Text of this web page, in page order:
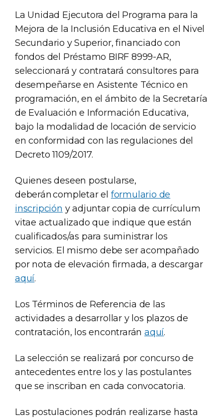
La Unidad Ejecutora del Programa para la
Mejora de la Inclusión Educativa en el Nivel
Secundario y Superior, financiado con
fondos del Préstamo BIRF 8999-AR,
seleccionará y contratará consultores para
desempeñarse en Asistente Técnico en
programación, en el ámbito de la Secretaría
de Evaluación e Información Educativa,
bajo la modalidad de locación de servicio
en conformidad con las regulaciones del
Decreto 1109/2017.
Quienes deseen postularse,
deberán completar el formulario de
inscripción y adjuntar copia de currículum
vitae actualizado que indique que están
cualificados/as para suministrar los
servicios. El mismo debe ser acompañado
por nota de elevación firmada, a descargar
aquí.
Los Términos de Referencia de las
actividades a desarrollar y los plazos de
contratación, los encontraránaquí.
La selección se realizará por concurso de
antecedentes entre los y las postulantes
que se inscriban en cada convocatoria.
Las postulaciones podrán realizarse hasta